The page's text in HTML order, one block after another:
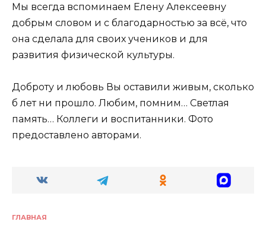
Мы всегда вспоминаем Елену Алексеевну
добрым словом и с благодарностью за всё, что
она сделала для своих учеников и для
развития физической культуры.
Доброту и любовь Вы оставили живым, сколько
б лет ни прошло. Любим, помним… Светлая
память… Коллеги и воспитанники. Фото
предоставлено авторами.
ГЛАВНАЯ